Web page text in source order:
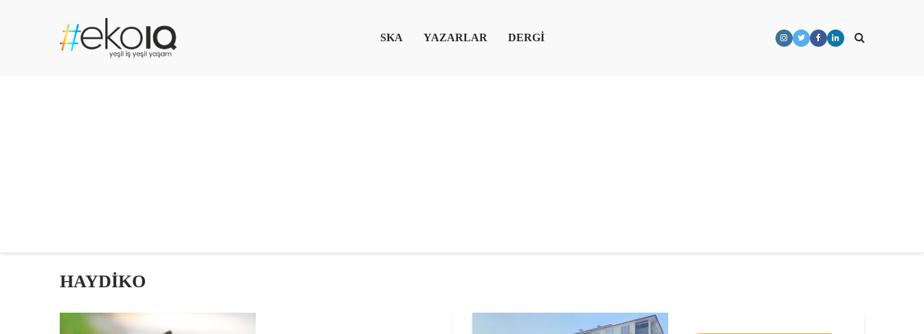
SKA YAZARLAR DERGİ
HAYDİKO